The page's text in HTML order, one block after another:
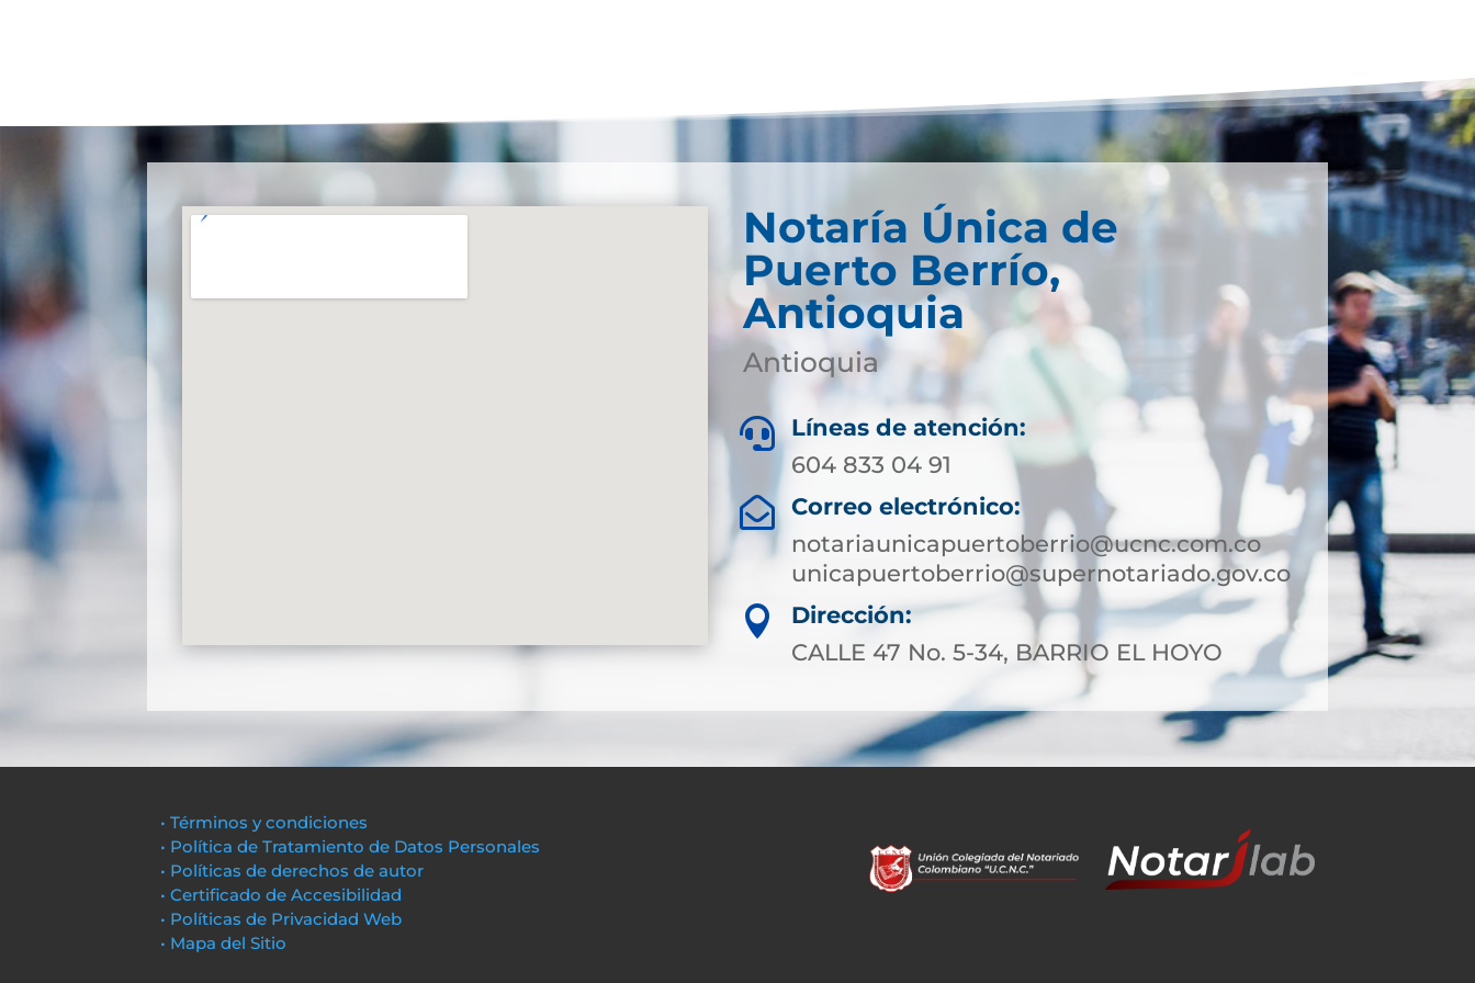
Notaría Única de
Puerto Berrío,
Antioquia
Antioquia

Líneas de atención:
604 833 04 91

Correo electrónico:
notariaunicapuertoberrio@ucnc.com.co
unicapuertoberrio@supernotariado.gov.co

Dirección:
CALLE 47 No. 5-34, BARRIO EL HOYO
• Términos y condiciones
• Política de Tratamiento de Datos Personales
• Políticas de derechos de autor
• Certificado de Accesibilidad
• Políticas de Privacidad Web
• Mapa del Sitio